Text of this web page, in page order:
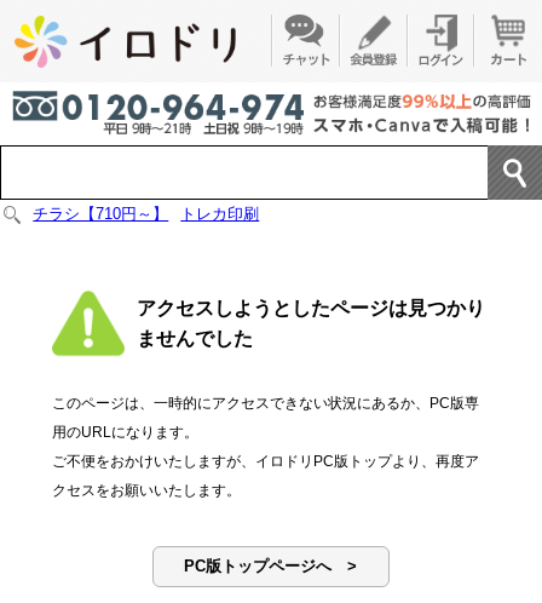
チラシ【710円～】 トレカ印刷
アクセスしようとしたページは見つかり
ませんでした
このページは、一時的にアクセスできない状況にあるか、PC版専
用のURLになります。
ご不便をおかけいたしますが、イロドリPC版トップより、再度ア
クセスをお願いいたします。
PC版トップページへ >